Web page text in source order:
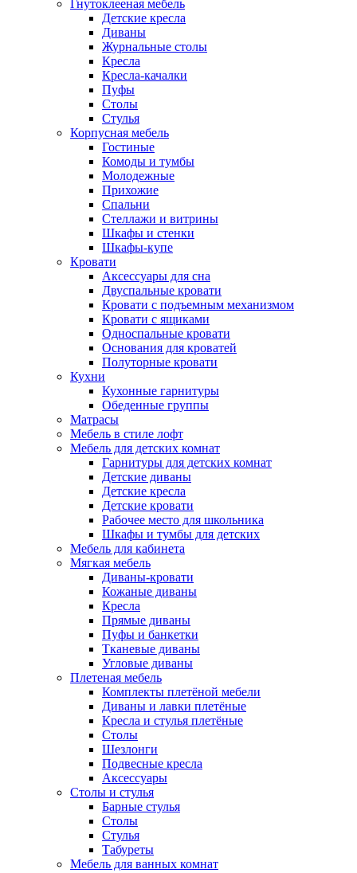
Гнутоклееная мебель
Детские кресла
Диваны
Журнальные столы
Кресла
Кресла-качалки
Пуфы
Столы
Стулья
Корпусная мебель
Гостиные
Комоды и тумбы
Молодежные
Прихожие
Спальни
Стеллажи и витрины
Шкафы и стенки
Шкафы-купе
Кровати
Аксессуары для сна
Двуспальные кровати
Кровати с подъемным механизмом
Кровати с ящиками
Односпальные кровати
Основания для кроватей
Полуторные кровати
Кухни
Кухонные гарнитуры
Обеденные группы
Матрасы
Мебель в стиле лофт
Мебель для детских комнат
Гарнитуры для детских комнат
Детские диваны
Детские кресла
Детские кровати
Рабочее место для школьника
Шкафы и тумбы для детских
Мебель для кабинета
Мягкая мебель
Диваны-кровати
Кожаные диваны
Кресла
Прямые диваны
Пуфы и банкетки
Тканевые диваны
Угловые диваны
Плетеная мебель
Комплекты плетёной мебели
Диваны и лавки плетёные
Кресла и стулья плетёные
Столы
Шезлонги
Подвесные кресла
Аксессуары
Столы и стулья
Барные стулья
Столы
Стулья
Табуреты
Мебель для ванных комнат